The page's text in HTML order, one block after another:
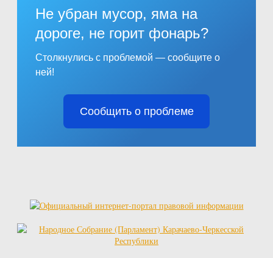
Не убран мусор, яма на
дороге, не горит фонарь?
Столкнулись с проблемой — сообщите о
ней!
Сообщить о проблеме